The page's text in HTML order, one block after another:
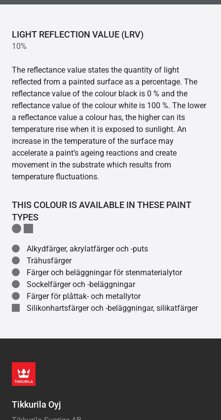
LIGHT REFLECTION VALUE (LRV)
10%
The reflectance value states the quantity of light
reflected from a painted surface as a percentage. The
reflectance value of the colour black is 0 % and the
reflectance value of the colour white is 100 %. The lower
a reflectance value a colour has, the higher can its
temperature rise when it is exposed to sunlight. An
increase in the temperature of the surface may
accelerate a paint’s ageing reactions and create
movement in the substrate which results from
temperature fluctuations.
THIS COLOUR IS AVAILABLE IN THESE PAINT
TYPES
Alkydfärger, akrylatfärger och -puts
Trähusfärger
Färger och beläggningar för stenmaterialytor
Sockelfärger och -beläggningar
Färger för plåttak- och metallytor
Silikonhartsfärger och -beläggningar, silikatfärger
Tikkurila Oyj